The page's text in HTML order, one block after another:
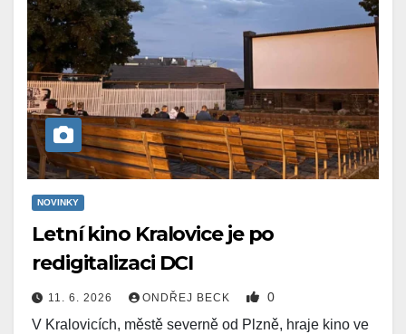
NOVINKY
Letní kino Kralovice je po
redigitalizaci DCI
11. 6. 2026 ONDŘEJ BECK 0
V Kralovicích, městě severně od Plzně, hraje kino ve